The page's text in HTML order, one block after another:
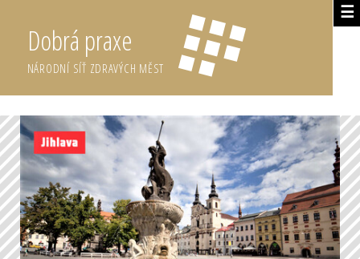
☰
Dobrá praxe
NÁRODNÍ SÍŤ ZDRAVÝCH MĚST